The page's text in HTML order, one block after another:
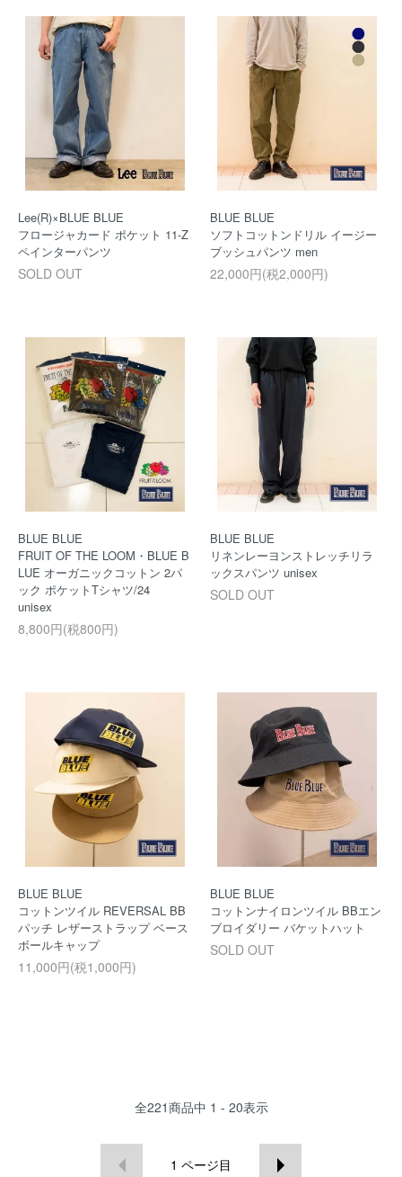
Lee(R)×BLUE BLUE
フロージャカード ポケット 11-Z
ペインターパンツ
SOLD OUT
BLUE BLUE
ソフトコットンドリル イージー
ブッシュパンツ men
22,000円(税2,000円)
BLUE BLUE
FRUIT OF THE LOOM・BLUE B
LUE オーガニックコットン 2パ
ック ポケットTシャツ/24
unisex
8,800円(税800円)
BLUE BLUE
リネンレーヨンストレッチリラ
ックスパンツ unisex
SOLD OUT
BLUE BLUE
コットンツイル REVERSAL BB
パッチ レザーストラップ ベース
ボールキャップ
11,000円(税1,000円)
BLUE BLUE
コットンナイロンツイル BBエン
ブロイダリー バケットハット
SOLD OUT
全221商品中 1 - 20表示
1 ページ目